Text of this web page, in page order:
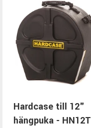
Hardcase till 12"
hängpuka - HN12T